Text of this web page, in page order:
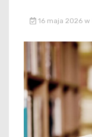
16 maja 2026 w